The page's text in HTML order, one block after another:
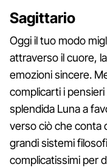
Sagittario
Oggi il tuo modo
attraverso il cuore,
emozioni sincere.
complicarti i
splendida Luna a
verso ciò che conta
grandi sistemi
complicatissimi per